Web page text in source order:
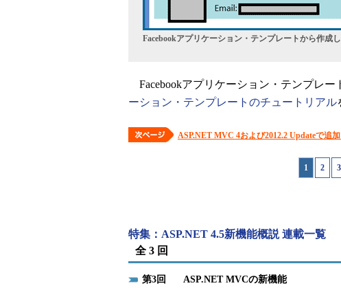
Facebookアプリケーション・テンプレートから作成
Facebookアプリケーション・テンプレー
ーション・テンプレートのチュートリアル
ASP.NET MVC 4および2012.2 Updateで追
1 2 3
特集：ASP.NET 4.5新機能概説 連載一覧
全 3 回
3 ASP.NET MVCの新機能